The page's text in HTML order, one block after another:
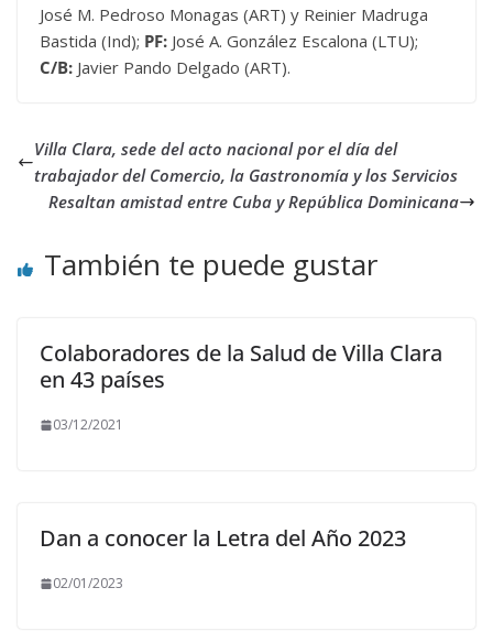
José M. Pedroso Monagas (ART) y Reinier Madruga
Bastida (Ind); PF: José A. González Escalona (LTU);
C/B: Javier Pando Delgado (ART).
Villa Clara, sede del acto nacional por el día del
trabajador del Comercio, la Gastronomía y los Servicios
Resaltan amistad entre Cuba y República Dominicana
También te puede gustar
Colaboradores de la Salud de Villa Clara
en 43 países
03/12/2021
Dan a conocer la Letra del Año 2023
02/01/2023